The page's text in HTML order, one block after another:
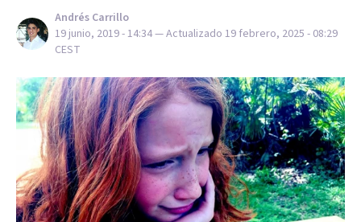
Andrés Carrillo
19 junio, 2019 - 14:34— Actualizado 19 febrero, 2025 - 08:29
CEST